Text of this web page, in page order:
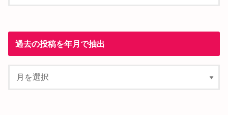
過去の投稿を年月で抽出